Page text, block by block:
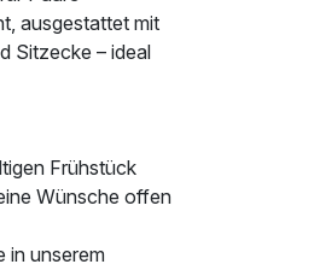
ausgestattet mit
Sitzecke – ideal
Frühstück
Wünsche offen
in unserem